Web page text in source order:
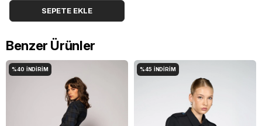
SEPETE EKLE
Benzer Ürünler
%40 İNDIRIM %45 İNDIRIM